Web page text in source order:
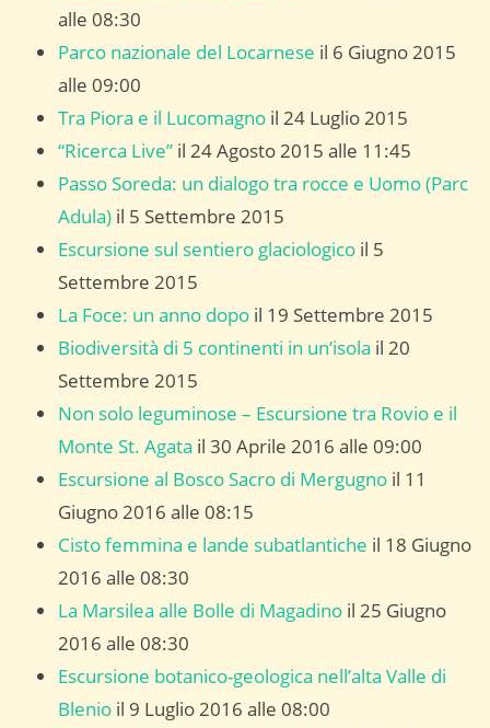
alle 08:30
Parco nazionale del Locarnese il 6 Giugno 2015
alle 09:00
Tra Piora e il Lucomagno il 24 Luglio 2015
“Ricerca Live” il 24 Agosto 2015 alle 11:45
Passo Soreda: un dialogo tra rocce e Uomo (Parc
Adula) il 5 Settembre 2015
Escursione sul sentiero glaciologico il 5
Settembre 2015
La Foce: un anno dopo il 19 Settembre 2015
Biodiversità di 5 continenti in un’isola il 20
Settembre 2015
Non solo leguminose – Escursione tra Rovio e il
Monte St. Agata il 30 Aprile 2016 alle 09:00
Escursione al Bosco Sacro di Mergugno il 11
Giugno 2016 alle 08:15
Cisto femmina e lande subatlantiche il 18 Giugno
2016 alle 08:30
La Marsilea alle Bolle di Magadino il 25 Giugno
2016 alle 08:30
Escursione botanico-geologica nell’alta Valle di
Blenio il 9 Luglio 2016 alle 08:00